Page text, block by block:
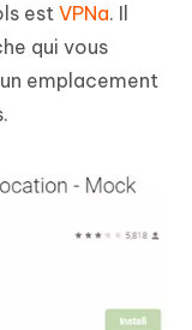
est VPNa. Il
qui vous
emplacement